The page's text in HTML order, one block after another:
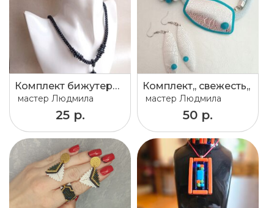
Комплект бижутерии
мастер Людмила
25 р.
Комплект,, свежесть,,
мастер Людмила
50 р.